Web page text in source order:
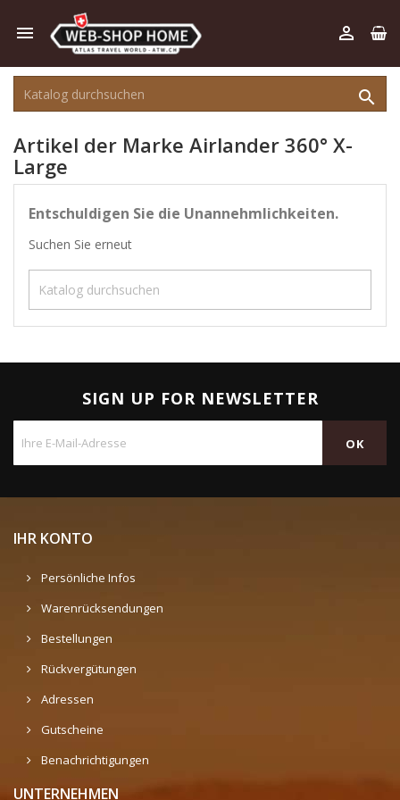
 

Artikel der Marke Airlander 360° X-
Large
Entschuldigen Sie die Unannehmlichkeiten.
Suchen Sie erneut
SIGN UP FOR NEWSLETTER
IHR KONTO
Persönliche Infos
Warenrücksendungen
Bestellungen
Rückvergütungen
Adressen
Gutscheine
Benachrichtigungen
UNTERNEHMEN